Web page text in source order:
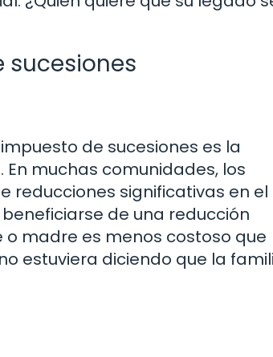
sucesiones
de sucesiones es la
muchas comunidades, los
reducciones significativas en el
de una reducción
madre es menos costoso que
estuviera diciendo que la